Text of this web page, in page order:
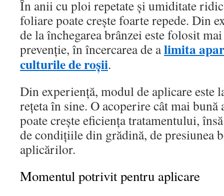
În anii cu ploi repetate și umiditate
foliare poate crește foarte repede. Din
de la închegarea brânzei este folosit
prevenție, în încercarea de alimita
culturile de roșii.
Din experiență, modul de aplicare este
rețeta în sine. O acoperire cât mai
poate crește eficiența tratamentului,
de condițiile din grădină, de presiunea
aplicărilor.
Momentul potrivit pentru aplicare